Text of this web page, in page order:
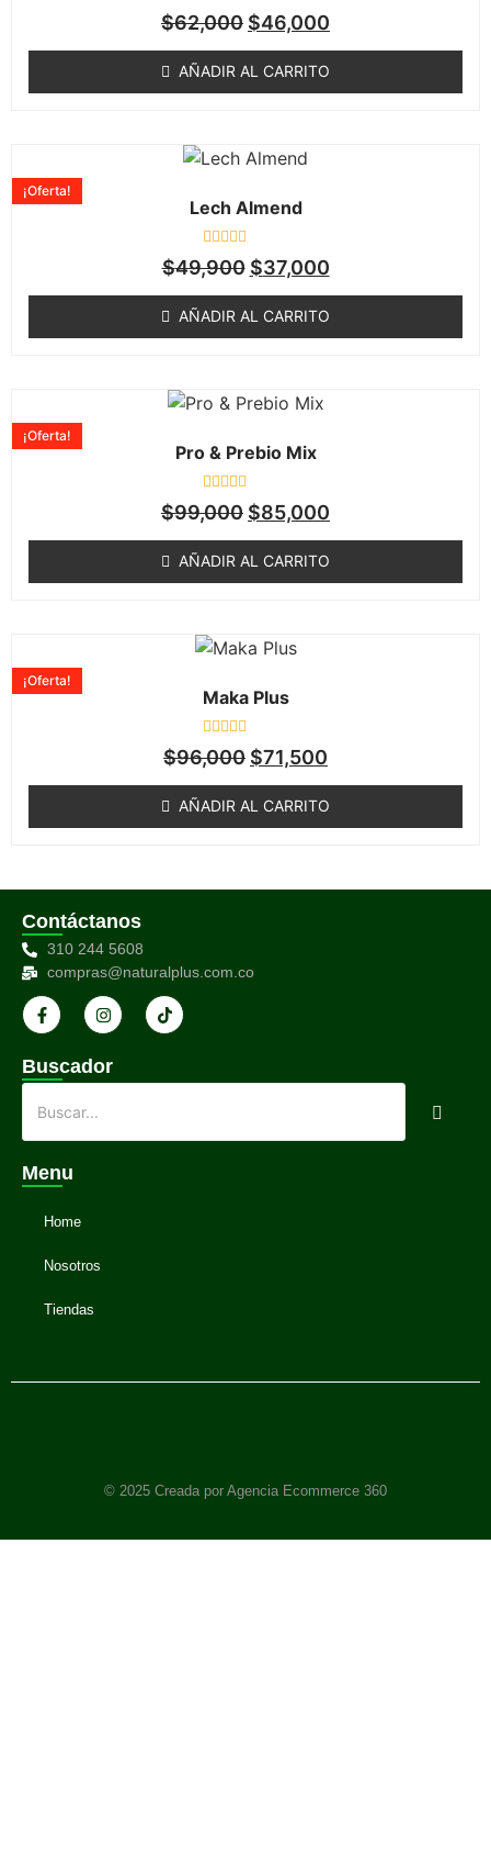
Valorado
en
de
5
$62,000 $46,000
AÑADIR AL CARRITO
Lech Almend
Valorado
en
de
5
¡Oferta!
$49,900 $37,000
AÑADIR AL CARRITO
Pro & Prebio Mix
Valorado
en
de
5
¡Oferta!
$99,000 $85,000
AÑADIR AL CARRITO
Maka Plus
Valorado
en
de
5
¡Oferta!
$96,000 $71,500
AÑADIR AL CARRITO
Contáctanos
310 244 5608
compras@naturalplus.com.co
Buscador
Menu
Home
Nosotros
Tiendas
© 2025 Creada por Agencia Ecommerce 360